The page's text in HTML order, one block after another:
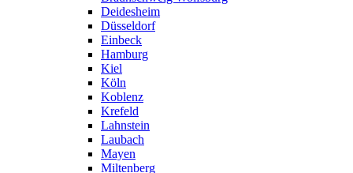
Deidesheim
Düsseldorf
Einbeck
Hamburg
Kiel
Köln
Koblenz
Krefeld
Lahnstein
Laubach
Mayen
Miltenberg